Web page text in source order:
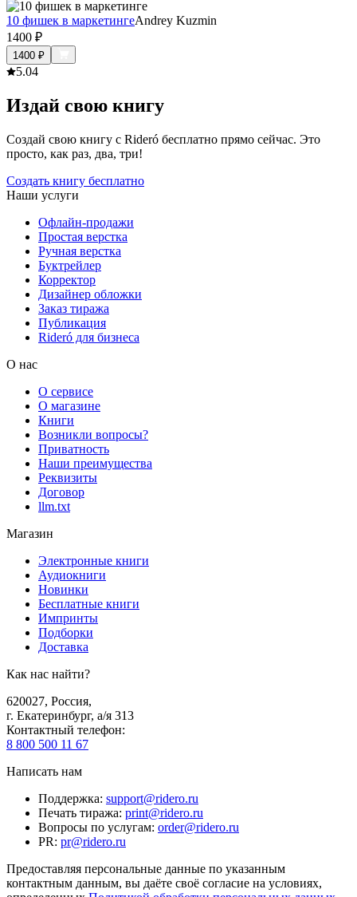
10 фишек в маркетингеAndrey Kuzmin
1400 ₽
1400 ₽
5.04
Издай свою книгу
Создай свою книгу с Rideró бесплатно прямо сейчас. Это
просто, как раз, два, три!
Создать книгу бесплатно
Наши услуги
Офлайн-продажи
Простая верстка
Ручная верстка
Буктрейлер
Корректор
Дизайнер обложки
Заказ тиража
Публикация
Rideró для бизнеса
О нас
О сервисе
О магазине
Книги
Возникли вопросы?
Приватность
Наши преимущества
Реквизиты
Договор
llm.txt
Магазин
Электронные книги
Аудиокниги
Новинки
Бесплатные книги
Импринты
Подборки
Доставка
Как нас найти?
620027, Россия,
г. Екатеринбург, а/я 313
Контактный телефон:
8 800 500 11 67
Написать нам
Поддержка: support@ridero.ru
Печать тиража: print@ridero.ru
Вопросы по услугам: order@ridero.ru
PR: pr@ridero.ru
Предоставляя персональные данные по указанным
контактным данным, вы даёте своё согласие на условиях,